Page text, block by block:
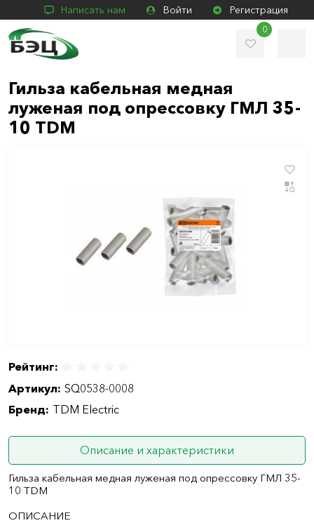
Написать нам Войти Регистрация
0
Гильза кабельная медная
луженая под опрессовку ГМЛ 35-
10 TDM
Рейтинг:
Артикул: SQ0538-0008
Бренд: TDM Electric
Описание и характеристики
Гильза кабельная медная луженая под опрессовку ГМЛ 35-
10 TDM
ОПИСАНИЕ